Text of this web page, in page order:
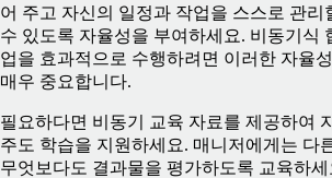
어 주고 자신의 일정과 작업을 스스로 관리
수 있도록 자율성을 부여하세요. 비동기식
업을 효과적으로 수행하려면 이러한 자율성
매우 중요합니다.
필요하다면 비동기 교육 자료를 제공하여
주도 학습을 지원하세요. 매니저에게는 다
무엇보다도 결과물을 평가하도록 교육하세